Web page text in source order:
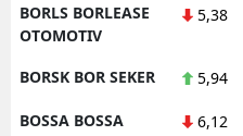
BORLS BORLEASE
OTOMOTIV
5,38
BORSK BOR SEKER 5,94
BOSSA BOSSA 6,12